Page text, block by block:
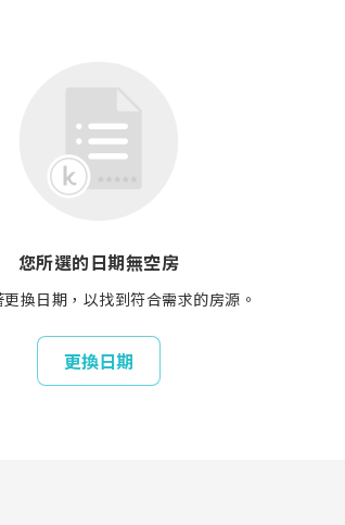
您所選的日期無空房
換日期，以找到符合需求的房源。
更換日期